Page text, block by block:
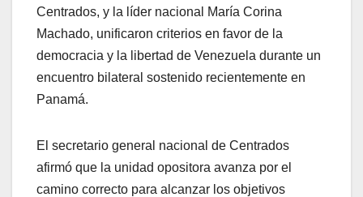
Centrados, y la líder nacional María Corina
Machado, unificaron criterios en favor de la
democracia y la libertad de Venezuela durante un
encuentro bilateral sostenido recientemente en
Panamá.
​El secretario general nacional de Centrados
afirmó que la unidad opositora avanza por el
camino correcto para alcanzar los objetivos